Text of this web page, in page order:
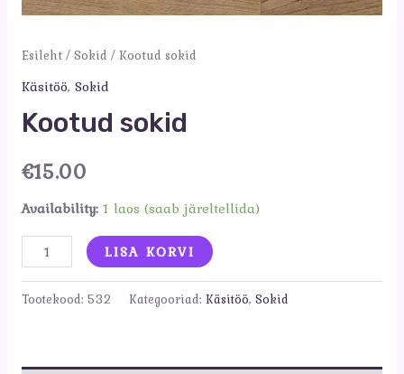
Esileht/Sokid / Kootud sokid
Käsitöö, Sokid
Kootud sokid
€15.00
Availability: 1 laos (saab järeltellida)
Kootud
sokid
kogus
LISA KORVI
Tootekood: 532 Kategooriad: Käsitöö, Sokid